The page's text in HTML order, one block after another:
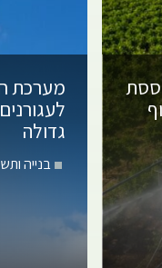
מערכת
לעגורנים
גדולה
בנייה